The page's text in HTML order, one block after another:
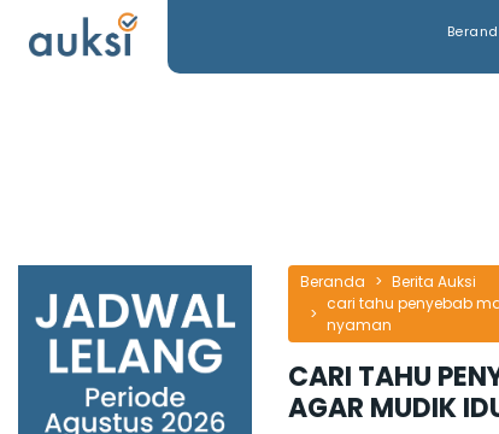
Beranda
Berita Auksi
cari tahu penyebab
nyaman
CARI TAHU
AGAR MUDIK